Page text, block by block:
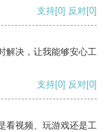
支持[0] 反对[0]
解决，让我能够安心工
支持[0] 反对[0]
看视频、玩游戏还是工